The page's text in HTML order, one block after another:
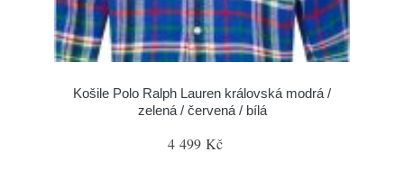
Košile Polo Ralph Lauren královská modrá /
zelená / červená / bílá
4 499 Kč